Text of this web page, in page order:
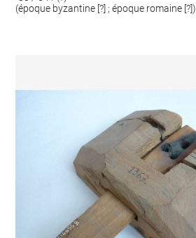
(époque byzantine [?] ; époque romaine [?])